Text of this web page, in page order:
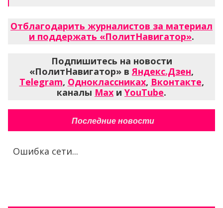
Отблагодарить журналистов за материал
и поддержать «ПолитНавигатор».
Подпишитесь на новости
«ПолитНавигатор» вЯндекс.Дзен,
Telegram, Одноклассниках, Вконтакте,
каналы Max и YouTube.
Последние новости
Ошибка сети...